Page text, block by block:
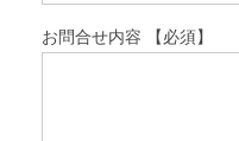
お問合せ内容 【必須】